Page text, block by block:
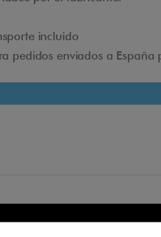
incluido
pedidos enviados a